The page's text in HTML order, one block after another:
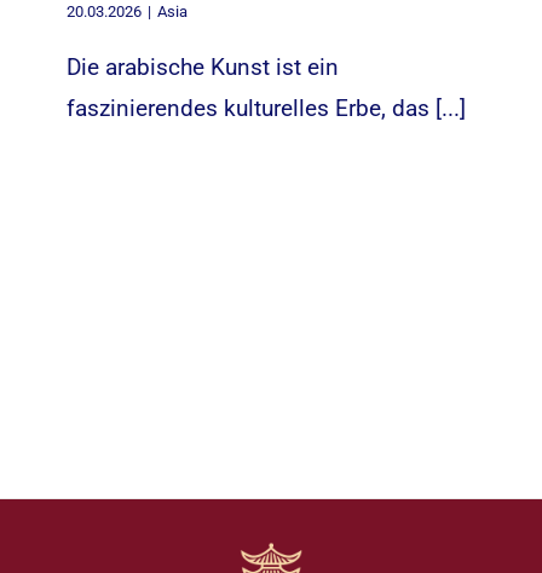
20.03.2026 | Asia
Die arabische Kunst ist ein
faszinierendes kulturelles Erbe, das [...]